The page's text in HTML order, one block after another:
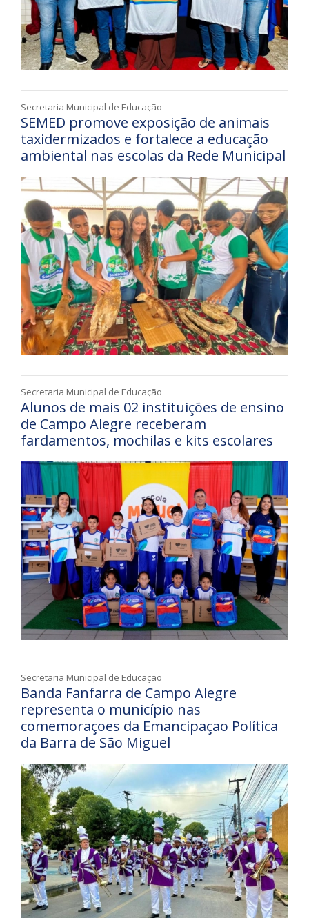
Secretaria Municipal de Educação
SEMED promove exposição de animais
taxidermizados e fortalece a educação
ambiental nas escolas da Rede Municipal
Secretaria Municipal de Educação
Alunos de mais 02 instituições de ensino
de Campo Alegre receberam
fardamentos, mochilas e kits escolares
Secretaria Municipal de Educação
Banda Fanfarra de Campo Alegre
representa o município nas
comemoraçoes da Emancipaçao Política
da Barra de São Miguel